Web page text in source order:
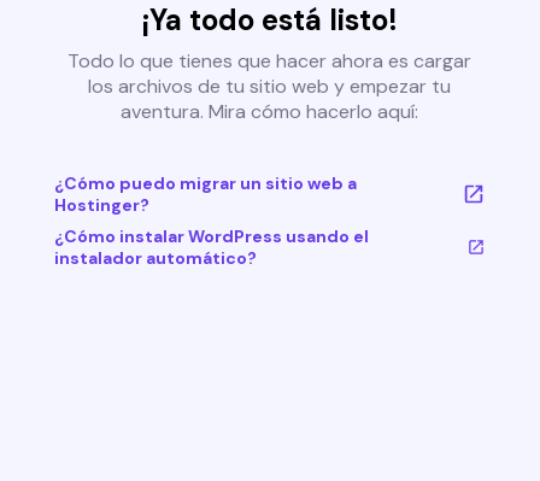
¡Ya todo está listo!
Todo lo que tienes que hacer ahora es cargar
los archivos de tu sitio web y empezar tu
aventura. Mira cómo hacerlo aquí:
¿Cómo puedo migrar un sitio web a
Hostinger?
¿Cómo instalar WordPress usando el
instalador automático?